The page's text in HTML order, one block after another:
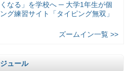
なる」を学校へ ─ 大学1年生が個
グ練習サイト「タイピング無双」
ズームイン一覧 >>
ュール